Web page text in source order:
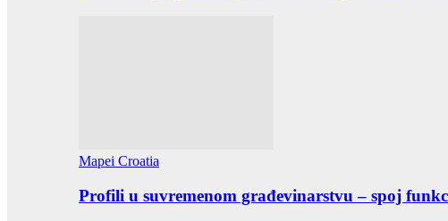
Mapei Croatia
Profili u suvremenom građevinarstvu – spoj